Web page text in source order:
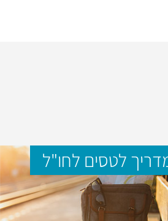
לטסים לחו"ל